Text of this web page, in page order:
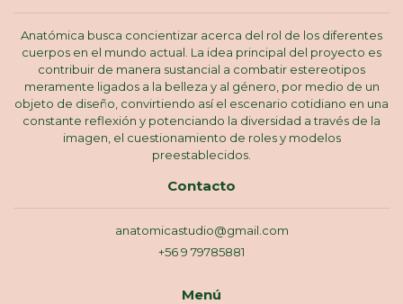
Anatómica busca concientizar acerca del rol de los diferentes
cuerpos en el mundo actual. La idea principal del proyecto es
contribuir de manera sustancial a combatir estereotipos
meramente ligados a la belleza y al género, por medio de un
objeto de diseño, convirtiendo así el escenario cotidiano en una
constante reflexión y potenciando la diversidad a través de la
imagen, el cuestionamiento de roles y modelos
preestablecidos.
Contacto
anatomicastudio@gmail.com
+56 9 79785881
Menú